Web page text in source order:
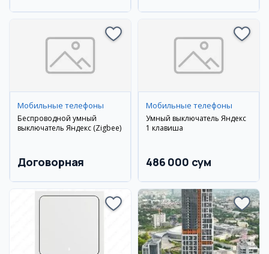
Мобильные телефоны
Беспроводной умный
выключатель Яндекс (Zigbee)
Договорная
Мобильные телефоны
Умный выключатель Яндекс
1 клавиша
486 000 сум